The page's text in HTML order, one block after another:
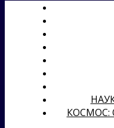
КОСМОС: